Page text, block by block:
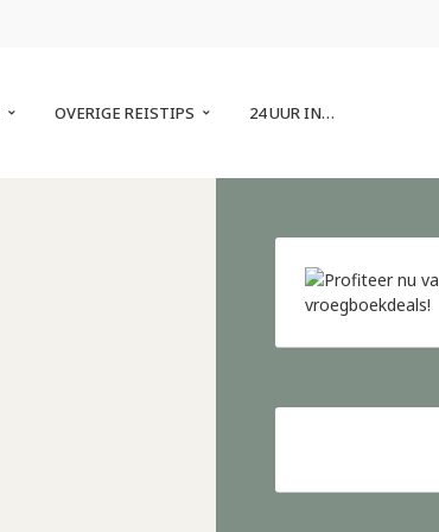
OVERIGE REISTIPS 24 UUR IN…